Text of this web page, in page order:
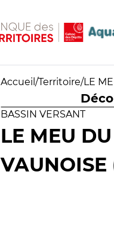
Accueil /Territoire/LE
BASSIN VERSANT
LE MEU
VAUNOISE